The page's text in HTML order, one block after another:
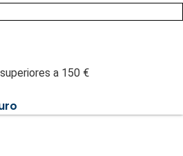
a 150 €